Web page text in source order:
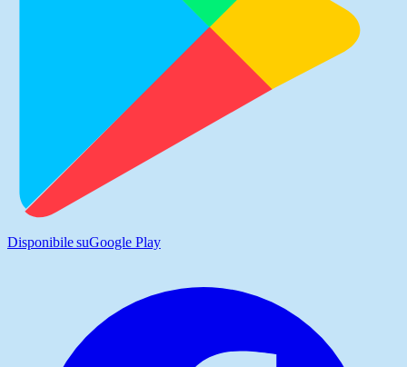
Disponibile suGoogle Play